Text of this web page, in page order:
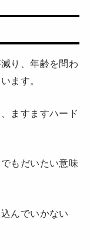
り、年齢を問わ
ます。
ますますハード
もだいたい意味
んでいかない